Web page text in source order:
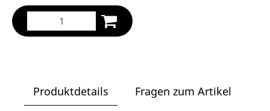
Produktdetails
Fragen zum Artikel